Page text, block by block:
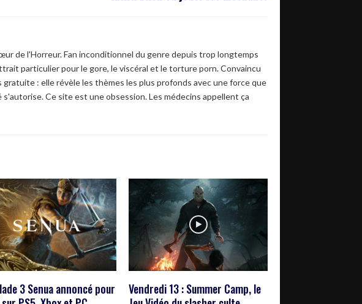
de l'Horreur. Fan inconditionnel du genre depuis trop longtemps
particulier pour le gore, le viscéral et le torture porn. Convaincu
gratuite : elle révèle les thèmes les plus profonds avec une force que
s'autorise. Ce site est une obsession. Les médecins appellent ça
3 Senua annoncé pour
Vendredi 13 : Summer Camp, le